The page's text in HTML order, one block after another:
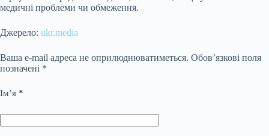
медичні проблеми чи обмеження.
Джерело: ukr.media
Ваша e-mail адреса не оприлюднюватиметься. Обов’язкові поля
позначені *
Ім’я *